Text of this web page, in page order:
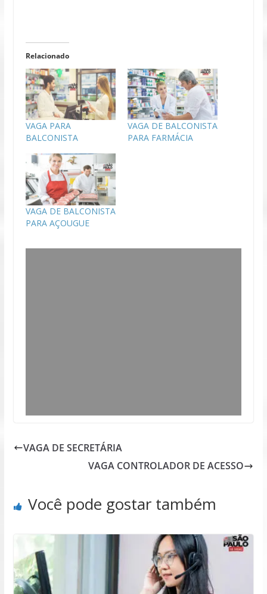
Relacionado
VAGA PARA
BALCONISTA
VAGA DE BALCONISTA
PARA FARMÁCIA
VAGA DE BALCONISTA
PARA AÇOUGUE
VAGA DE SECRETÁRIA
VAGA CONTROLADOR DE ACESSO
Você pode gostar também